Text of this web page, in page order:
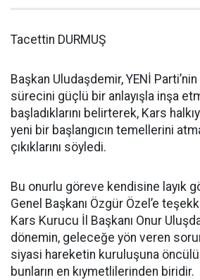
Tacettin DURMUŞ
Başkan Uludaşdemir, YENİ
sürecini güçlü bir anlayışla inşa
başladıklarını belirterek, Kars
yeni bir başlangıcın temellerini
çıkıklarını söyledi.
Bu onurlu göreve kendisine layık
Genel Başkanı Özgür Özel’e
Kars Kurucu İl Başkanı Onur
dönemin, geleceğe yön veren
siyasi hareketin kuruluşuna
bunların en kıymetlilerinden biridir.